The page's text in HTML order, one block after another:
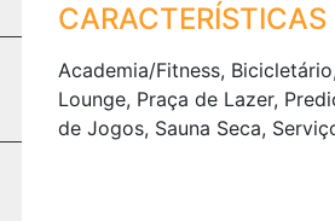
Academia/Fitness,
Lounge, Praça de Lazer,
de Jogos, Sauna Seca,